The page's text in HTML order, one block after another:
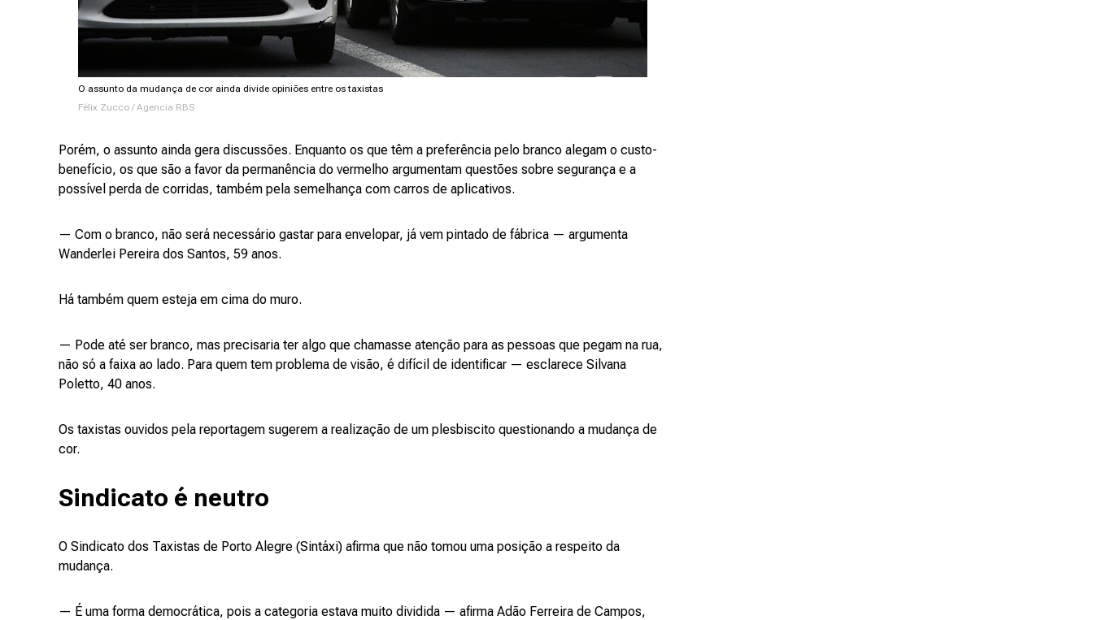
O assunto da mudança de cor ainda divide opiniões entre os taxistas
Félix Zucco / Agencia RBS
Porém, o assunto ainda gera discussões. Enquanto os que têm a preferência pelo branco alegam o custo-
benefício, os que são a favor da permanência do vermelho argumentam questões sobre segurança e a
possível perda de corridas, também pela semelhança com carros de aplicativos.
— Com o branco, não será necessário gastar para envelopar, já vem pintado de fábrica — argumenta
Wanderlei Pereira dos Santos, 59 anos.
Há também quem esteja em cima do muro.
— Pode até ser branco, mas precisaria ter algo que chamasse atenção para as pessoas que pegam na rua,
não só a faixa ao lado. Para quem tem problema de visão, é difícil de identificar — esclarece Silvana
Poletto, 40 anos.
Os taxistas ouvidos pela reportagem sugerem a realização de um plesbiscito questionando a mudança de
cor.
Sindicato é neutro
O Sindicato dos Taxistas de Porto Alegre (Sintáxi) afirma que não tomou uma posição a respeito da
mudança.
— É uma forma democrática, pois a categoria estava muito dividida — afirma Adão Ferreira de Campos,